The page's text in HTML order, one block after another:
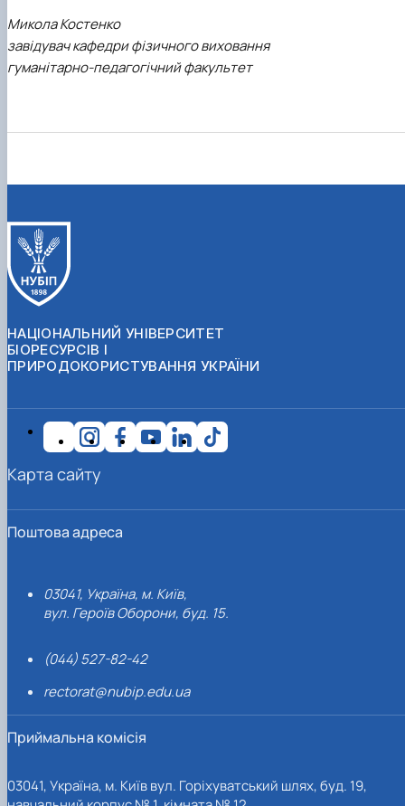
Микола Костенко
завідувач кафедри фізичного виховання
гуманітарно-педагогічний факультет
НАЦІОНАЛЬНИЙ УНІВЕРСИТЕТ
БІОРЕСУРСІВ І
ПРИРОДОКОРИСТУВАННЯ УКРАЇНИ
Поштова адреса
03041, Україна, м. Київ,
вул. Героїв Оборони, буд. 15.
(044) 527-82-42
rectorat@nubip.edu.ua
Приймальна комісія
03041, Україна, м. Київ вул. Горіхуватський шлях, буд. 19,
Карта сайту